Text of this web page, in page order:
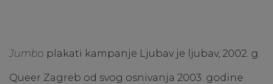
Jumbo plakati kampanje Ljubav je ljubav, 2002. g.
Queer Zagreb od svog osnivanja 2003. godine